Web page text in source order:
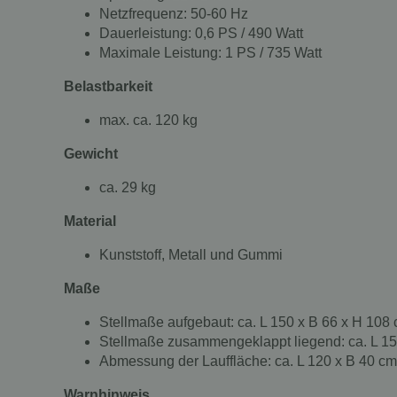
Netzfrequenz: 50-60 Hz
Dauerleistung: 0,6 PS / 490 Watt
Maximale Leistung: 1 PS / 735 Watt
Belastbarkeit
max. ca. 120 kg
Gewicht
ca. 29 kg
Material
Kunststoff, Metall und Gummi
Maße
Stellmaße aufgebaut: ca. L 150 x B 66 x H 108
Stellmaße zusammengeklappt liegend: ca. L
Abmessung der Lauffläche: ca. L 120 x B 40 cm